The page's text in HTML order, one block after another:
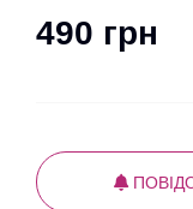
490 грн